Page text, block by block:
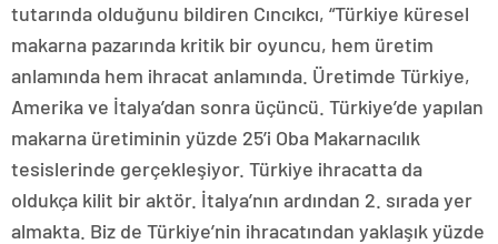
tutarında olduğunu bildiren Cıncıkcı, “Türkiye küresel
makarna pazarında kritik bir oyuncu, hem üretim
anlamında hem ihracat anlamında. Üretimde Türkiye,
Amerika ve İtalya’dan sonra üçüncü. Türkiye’de yapılan
makarna üretiminin yüzde 25’i Oba Makarnacılık
tesislerinde gerçekleşiyor. Türkiye ihracatta da
oldukça kilit bir aktör. İtalya’nın ardından 2. sırada yer
almakta. Biz de Türkiye’nin ihracatından yaklaşık yüzde